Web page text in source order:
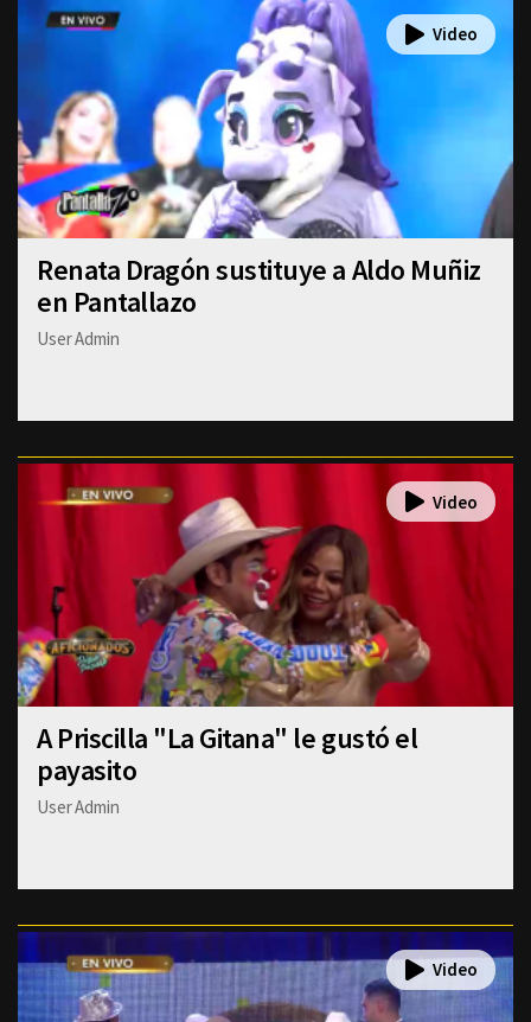
Renata Dragón sustituye a Aldo Muñiz
en Pantallazo
User Admin
A Priscilla "La Gitana" le gustó el
payasito
User Admin